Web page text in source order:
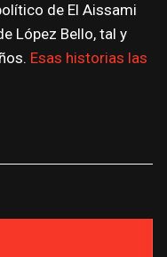
de El Aissami
López Bello, tal y
Esas historias las